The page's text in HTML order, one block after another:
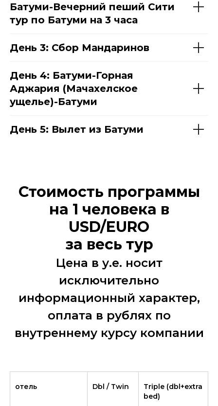
Батуми-Вечерний пеший Сити
тур по Батуми на 3 часа
День 3: Сбор Мандаринов
День 4: Батуми-Горная
Аджария (Мачахелское
ущелье)-Батуми
День 5: Вылет из Батуми
Стоимость программы
на 1 человека в
USD/EURO
за весь тур
Цена в у.е. носит
исключительно
информационный характер,
оплата в рублях по
внутреннему курсу компании
отель Dbl / Twin
Triple (dbl+extra
bed)